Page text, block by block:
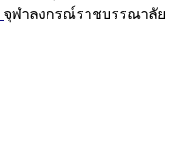
จุฬาลงกรณ์ราชบรรณาลัย